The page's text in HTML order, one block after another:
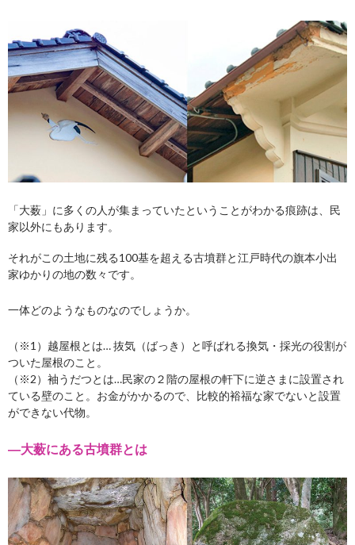
「大薮」に多くの人が集まっていたということがわかる痕跡は、民
家以外にもあります。
それがこの土地に残る100基を超える古墳群と江戸時代の旗本小出
家ゆかりの地の数々です。
一体どのようなものなのでしょうか。
（※1）越屋根とは… 抜気（ばっき）と呼ばれる換気・採光の役割が
ついた屋根のこと。
（※2）袖うだつとは…民家の２階の屋根の軒下に逆さまに設置され
ている壁のこと。お金がかかるので、比較的裕福な家でないと設置
ができない代物。
―大薮にある古墳群とは